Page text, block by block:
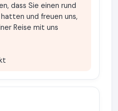
dass Sie einen rund
und freuen uns,
Reise mit uns